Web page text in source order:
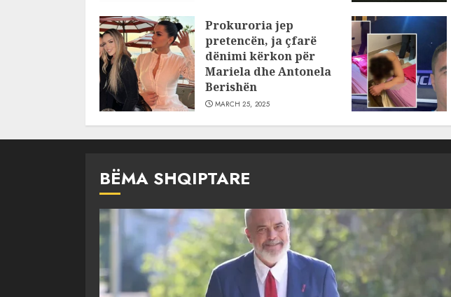
JULY 24, 2025
Prokuroria jep
pretencën, ja çfarë
dënimi kërkon për
Mariela dhe Antonela
Berishën
MARCH 25, 2025
BËMA SHQIPTARE